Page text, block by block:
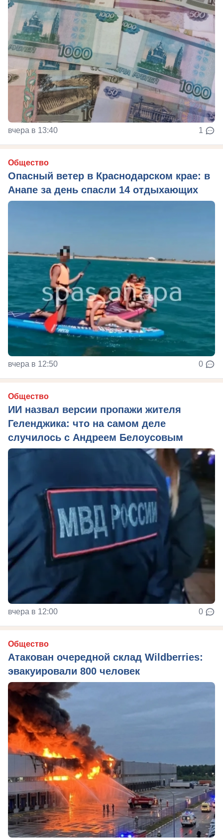
вчера в 13:40 1
Общество
Опасный ветер в Краснодарском крае: в
Анапе за день спасли 14 отдыхающих
вчера в 12:50 0
Общество
ИИ назвал версии пропажи жителя
Геленджика: что на самом деле
случилось с Андреем Белоусовым
вчера в 12:00 0
Общество
Атакован очередной склад Wildberries:
эвакуировали 800 человек